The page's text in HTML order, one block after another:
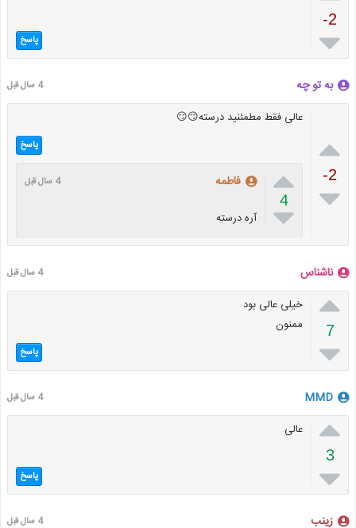
-2
 پاسخ
به تو چه 4 سال قبل

-2

عالی فقط مطمئنید درسته😏😏
پاسخ

4

فاطمه 4 سال قبل
آره درسته
ناشناس 4 سال قبل

7

خیلی عالی بود
ممنون
پاسخ
MMD 4 سال قبل

3

عالی
پاسخ
زینب 4 سال قبل